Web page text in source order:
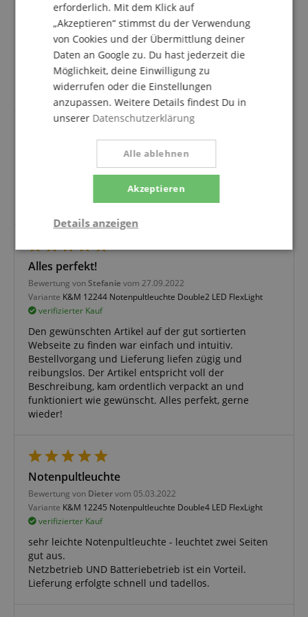
Top Service
Bewertung vonWolframvom 05.01.2019
verifizierter Kauf
bis 10.00 Uhr bestellt , und am nächsten Tag 9.00 Uhr
geliefert . Top .
Manfredvom 25.05.2018
alles zur Besten Zufriedenheit
Alles perfekt!
Bewertung von Stefanie vom 27.09.2022
Variante K&M 12244 Notenpultleuchte Double2 LED FlexLight
verifizierter Kauf
Den gewünschten Artikel auf der gut sortierten
Webseite zu finden war einfach und intuitiv.
Bestellvorgang und Lieferung liefen zügig und
reibungslos. Der Artikel entspricht voll der
Beschreibung, kam ordentlich verpackt an und
funktioniert wie gewünscht. Alles perfekt, gerne
wieder!
Notenpultleuchte
Bewertung von Dietervom 05.03.2022
Variante K&M 12245 Notenpultleuchte Double4 LED FlexLight
verifizierter Kauf
sehr leichte Notenpultleuchte - leuchtet zwei Seiten
gut aus.
Netzbetrieb UND Batteriebetrieb ist ein Vorteil.
Lieferung erfolgte schnell und tadellos.
erforderlich. Mit dem Klick auf
„Akzeptieren“ stimmst du der Verwendung
von Cookies und der Übermittlung deiner
Daten an Google zu. Du hast jederzeit die
Möglichkeit, deine Einwilligung zu
widerrufen oder die Einstellungen
anzupassen. Weitere Details findest Du in
unserer Datenschutzerklärung
Akzeptieren
Alle ablehnen
Details anzeigen
Notwendig Statistik Marketing
Funktional
Notwendig Statistik
Marketing
werden gebraucht, um die technische Performance
Einkaufs-Funktionen bereitzustellen, das Einkaufen
bei uns sicher zu machen und um Betrug zu
verhindern. Immer eingeschaltet.
Cookie
FPGSID
.kirstein.de
amazon-pay-connectedAuth